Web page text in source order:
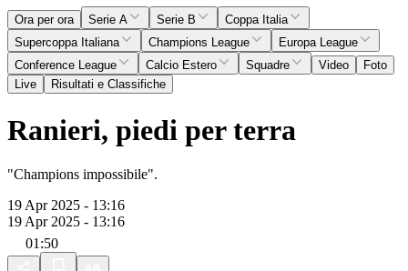
Ora per ora Serie A Serie B
Coppa Italia
Supercoppa Italiana
Champions League
Europa League
Conference League
Calcio Estero Squadre Video
Foto
Live
Risultati e Classifiche
Ranieri, piedi per terra
"Champions impossibile".
19 Apr 2025 - 13:16
19 Apr 2025 - 13:16
01:50